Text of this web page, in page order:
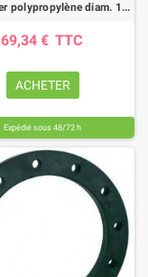
Bride acier polypropylène diam. 125mm
69,34 € TTC
ACHETER
Expédié sous 48/72 h